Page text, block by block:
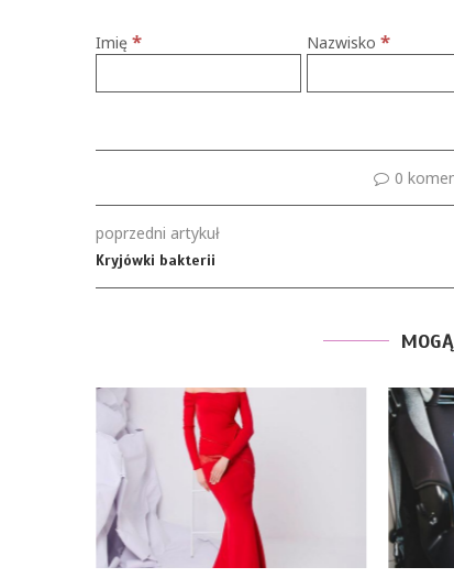
Imię * Nazwisko*
0
poprzedni artykuł
Kryjówki bakterii